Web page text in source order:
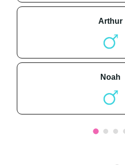
arthur
noah